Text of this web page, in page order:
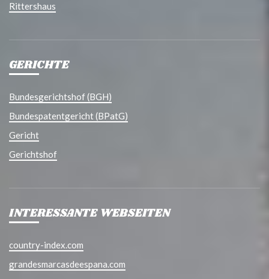
Rittershaus
GERICHTE
Bundesgerichtshof (BGH)
Bundespatentgericht (BPatG)
Gericht
Gerichtshof
INTERESSANTE WEBSEITEN
country-index.com
grandesmarcasdeespana.com